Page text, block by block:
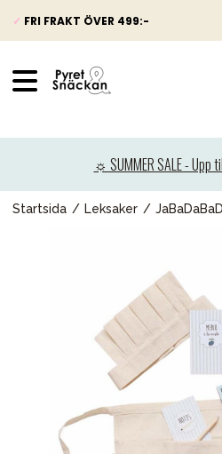
✓ FRI FRAKT ÖVER 499:-
☼ SUMMER SALE -
Startsida Leksaker
Barn &
Möbler